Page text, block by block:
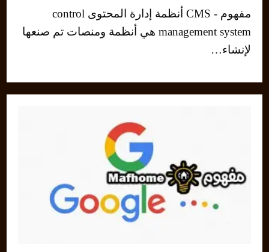
مفهوم - CMS أنظمة إدارة المحتوى control
management system هي أنظمة ومنصات تم صنعها
لإنشاء…